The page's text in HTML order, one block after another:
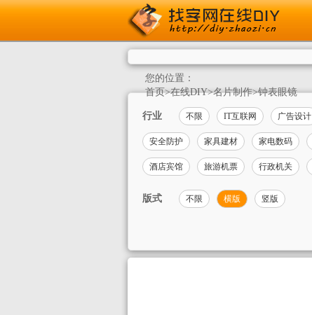
您的位置：
首页>在线DIY>名片制作>钟表眼镜
行业 不限 IT互联网 广告设计
安全防护 家具建材 家电数码
酒店宾馆 旅游机票 行政机关
版式 不限 横版 竖版